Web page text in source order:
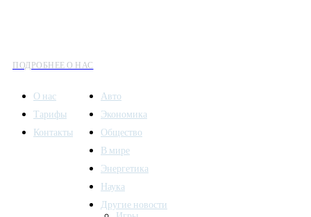
ПОДРОБНЕЕ О НАС
О нас
Тарифы
Контакты
Авто
Экономика
Общество
В мире
Энергетика
Наука
Другие новости